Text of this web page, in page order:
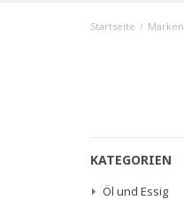
Startseite / Marken
KATEGORIEN
Öl und Essig